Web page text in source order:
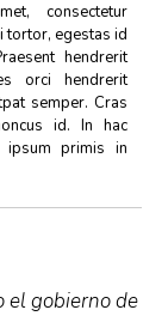
consectetur
tortor, egestas id
hendrerit
orci hendrerit
semper. Cras
id. In hac
ipsum primis in
el gobierno de